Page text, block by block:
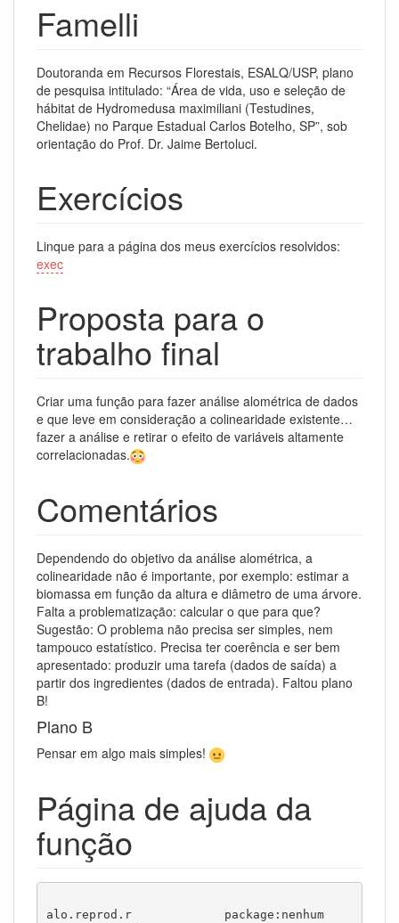
Famelli
Doutoranda em Recursos Florestais, ESALQ/USP, plano
de pesquisa intitulado: “Área de vida, uso e seleção de
hábitat de Hydromedusa maximiliani (Testudines,
Chelidae) no Parque Estadual Carlos Botelho, SP”, sob
orientação do Prof. Dr. Jaime Bertoluci.
Exercícios
Linque para a página dos meus exercícios resolvidos:
exec
Proposta para o
trabalho final
Criar uma função para fazer análise alométrica de dados
e que leve em consideração a colinearidade existente…
fazer a análise e retirar o efeito de variáveis altamente
correlacionadas.
Comentários
Dependendo do objetivo da análise alométrica, a
colinearidade não é importante, por exemplo: estimar a
biomassa em função da altura e diâmetro de uma árvore.
Falta a problematização: calcular o que para que?
Sugestão: O problema não precisa ser simples, nem
tampouco estatístico. Precisa ter coerência e ser bem
apresentado: produzir uma tarefa (dados de saída) a
partir dos ingredientes (dados de entrada). Faltou plano
B!
Plano B
Pensar em algo mais simples!
Página de ajuda da
função
alo.reprod.r             package:nenhum